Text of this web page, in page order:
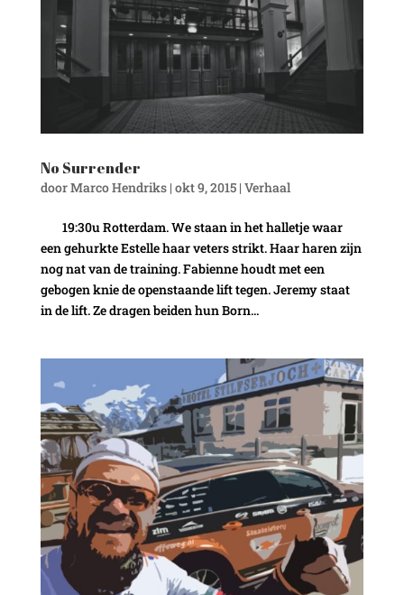
No Surrender
doorMarco Hendriks| okt 9, 2015| Verhaal
19:30u Rotterdam. We staan in het halletje waar
een gehurkte Estelle haar veters strikt. Haar haren zijn
nog nat van de training. Fabienne houdt met een
gebogen knie de openstaande lift tegen. Jeremy staat
in de lift. Ze dragen beiden hun Born...